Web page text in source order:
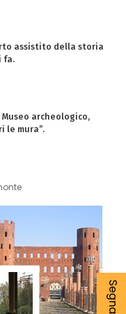
assistito della storia
fa.
Museo archeologico,
le mura”.